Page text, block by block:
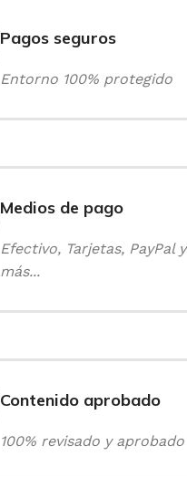
Pagos seguros
Entorno 100% protegido
Medios de pago
Efectivo, Tarjetas, PayPal y
más...
Contenido aprobado
100% revisado y aprobado